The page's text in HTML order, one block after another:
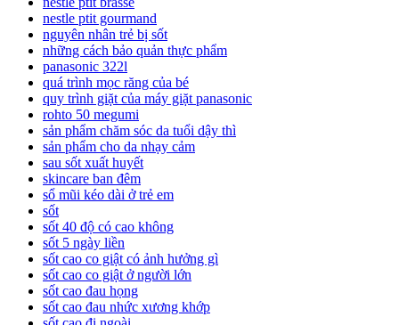
nestle ptit gourmand
nguyên nhân trẻ bị sốt
những cách bảo quản thực phẩm
panasonic 322l
quá trình mọc răng của bé
quy trình giặt của máy giặt panasonic
rohto 50 megumi
sản phẩm chăm sóc da tuổi dậy thì
sản phẩm cho da nhạy cảm
sau sốt xuất huyết
skincare ban đêm
sổ mũi kéo dài ở trẻ em
sốt
sốt 40 độ có cao không
sốt 5 ngày liền
sốt cao co giật có ảnh hưởng gì
sốt cao co giật ở người lớn
sốt cao đau họng
sốt cao đau nhức xương khớp